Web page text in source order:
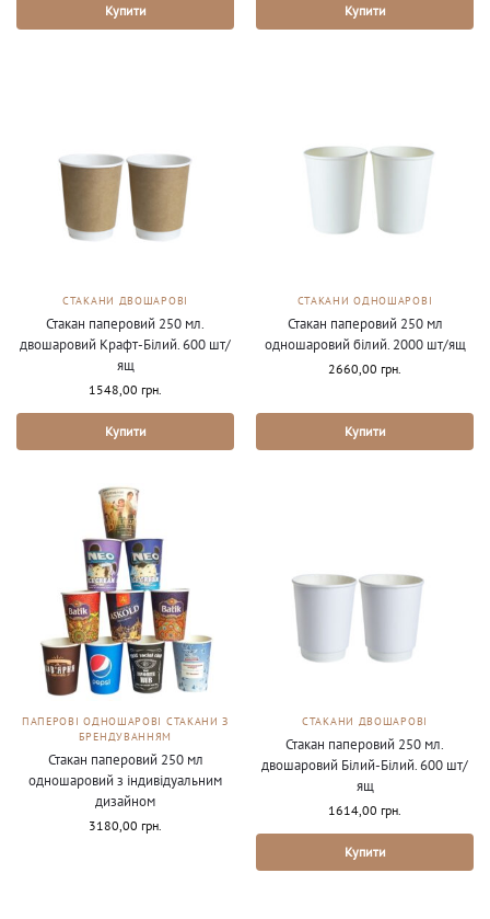
Купити Купити
СТАКАНИ ДВОШАРОВІ
Стакан паперовий 250 мл.
двошаровий Крафт-Білий. 600 шт/
ящ
1548,00 грн.
Купити
СТАКАНИ ОДНОШАРОВІ
Стакан паперовий 250 мл
одношаровий білий. 2000 шт/ящ
2660,00 грн.
Купити
ПАПЕРОВІ ОДНОШАРОВІ СТАКАНИ З
БРЕНДУВАННЯМ
Стакан паперовий 250 мл
одношаровий з індивідуальним
дизайном
3180,00 грн.
СТАКАНИ ДВОШАРОВІ
Стакан паперовий 250 мл.
двошаровий Білий-Білий. 600 шт/
ящ
1614,00 грн.
Купити